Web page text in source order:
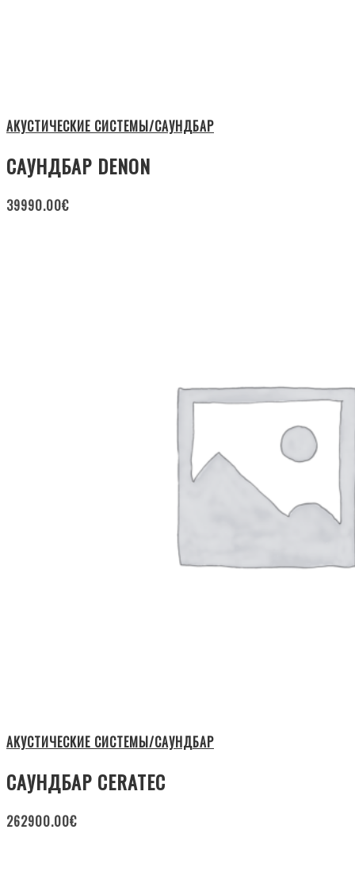
АКУСТИЧЕСКИЕ СИСТЕМЫ/САУНДБАР
САУНДБАР DENON
39990.00€
АКУСТИЧЕСКИЕ СИСТЕМЫ/САУНДБАР
САУНДБАР CERATEC
262900.00€